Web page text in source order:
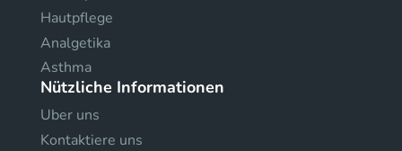
Hautpflege
Analgetika
Asthma
Nützliche Informationen
Uber uns
Kontaktiere uns